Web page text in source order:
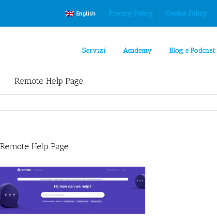
English Privacy Policy Cookie Policy
Servizi Academy Blog e Podcast
Remote Help Page
Remote Help Page